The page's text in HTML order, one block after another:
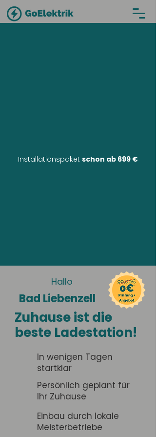
Installationspaket schon ab 699 €
Hallo
Bad Liebenzell
Zuhause ist die
beste Ladestation!
In wenigen Tagen
startklar
Persönlich geplant für
Ihr Zuhause
Einbau durch lokale
Meisterbetriebe